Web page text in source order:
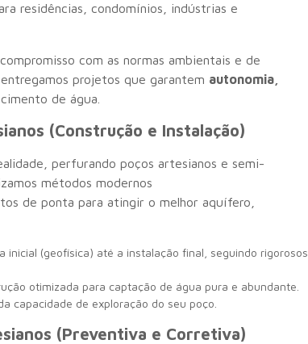
residências, condomínios, indústrias e
com as normas ambientais e de
projetos que garantem autonomia,
de água.
(Construção e Instalação)
perfurando poços artesianos e semi-
métodos modernos
de ponta para atingir o melhor aquífero,
inicial (geofísica) até a instalação final, seguindo rigorosos
otimizada para captação de água pura e abundante.
capacidade de exploração do seu poço.
(Preventiva e Corretiva)